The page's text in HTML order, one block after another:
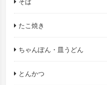
そば
たこ焼き
ちゃんぽん・皿うどん
とんかつ